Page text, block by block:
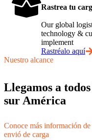
Rastrea tu
Our global
technology &
implement
Rastréalo aquí
Nuestro alcance
Llegamos a
sur América
Conoce más información
envió de carga